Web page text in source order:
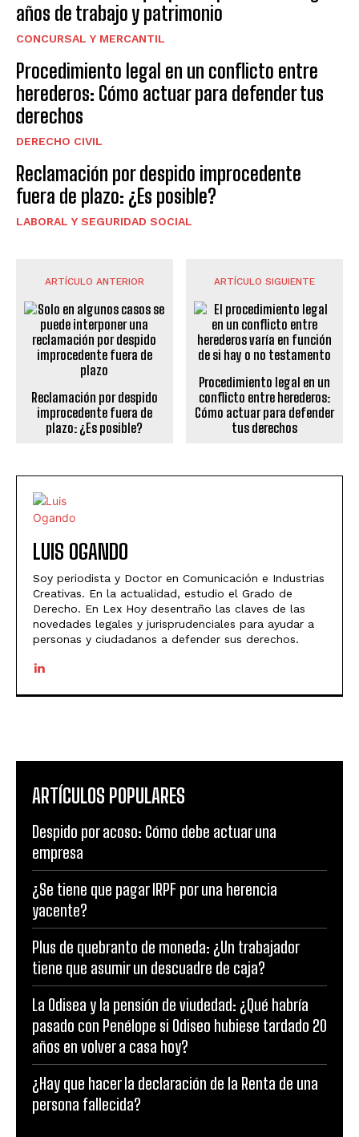
años de trabajo y patrimonio
CONCURSAL Y MERCANTIL
Procedimiento legal en un conflicto entre
herederos: Cómo actuar para defender tus
derechos
DERECHO CIVIL
Reclamación por despido improcedente
fuera de plazo: ¿Es posible?
LABORAL Y SEGURIDAD SOCIAL
ARTÍCULO ANTERIOR
Reclamación por despido
improcedente fuera de
plazo: ¿Es posible?
ARTÍCULO SIGUIENTE
Procedimiento legal en un
conflicto entre herederos:
Cómo actuar para defender
tus derechos
LUIS OGANDO
Soy periodista y Doctor en Comunicación e Industrias
Creativas. En la actualidad, estudio el Grado de
Derecho. En Lex Hoy desentraño las claves de las
novedades legales y jurisprudenciales para ayudar a
personas y ciudadanos a defender sus derechos.
ARTÍCULOS POPULARES
Despido por acoso: Cómo debe actuar una
empresa
¿Se tiene que pagar IRPF por una herencia
yacente?
Plus de quebranto de moneda: ¿Un trabajador
tiene que asumir un descuadre de caja?
La Odisea y la pensión de viudedad: ¿Qué habría
pasado con Penélope si Odiseo hubiese tardado 20
años en volver a casa hoy?
¿Hay que hacer la declaración de la Renta de una
persona fallecida?